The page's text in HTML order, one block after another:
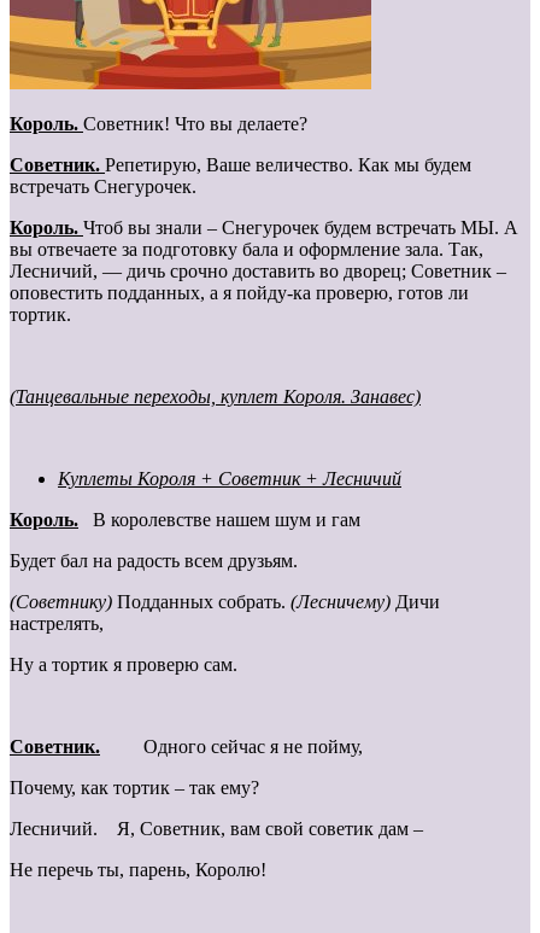
Король. Советник! Что вы делаете?
Cоветник. Репетирую, Ваше величество. Как мы будем
встречать Снегурочек.
Король. Чтоб вы знали – Снегурочек будем встречать МЫ. А
вы отвечаете за подготовку бала и оформление зала. Так,
Лесничий, — дичь срочно доставить во дворец; Советник –
оповестить подданных, а я пойду-ка проверю, готов ли
тортик.
(Танцевальные переходы, куплет Короля. Занавес)
Куплеты Короля + Советник + Лесничий
Король. В королевстве нашем шум и гам
Будет бал на радость всем друзьям.
(Советнику) Подданных собрать. (Лесничему) Дичи
настрелять,
Ну а тортик я проверю сам.
Cоветник. Одного сейчас я не пойму,
Почему, как тортик – так ему?
Лесничий. Я, Советник, вам свой советик дам –
Не перечь ты, парень, Королю!